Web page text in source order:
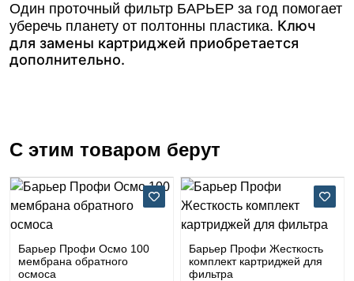
Один проточный фильтр БАРЬЕР за год помогает
уберечь планету от полтонны пластика. Ключ
для замены картриджей приобретается
дополнительно.
С этим товаром берут
Барьер Профи Осмо 100
мембрана обратного
осмоса
Барьер Профи Жесткость
комплект картриджей для
фильтра